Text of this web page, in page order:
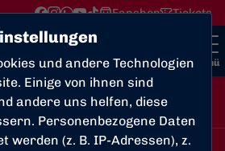
und andere Technologien
Einige von ihnen sind
andere uns helfen, diese
Personenbezogene Daten
werden (z. B. IP-Adressen), z.
Fanshop Tickets
Menü
Bezirksliga Mittelrhein Staffel 2 , 4.